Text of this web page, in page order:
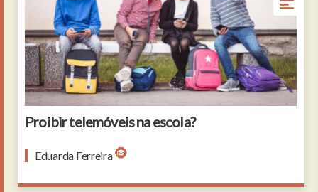
Children with rucksacks sitting on the bench in the
park near the school. Human relationships. Young
generation.
Proibir telemóveis na escola?
Eduarda Ferreira